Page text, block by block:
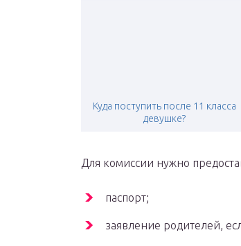
Куда поступить после 11 класса
девушке?
Для комиссии нужно
паспорт;
заявление родителей,